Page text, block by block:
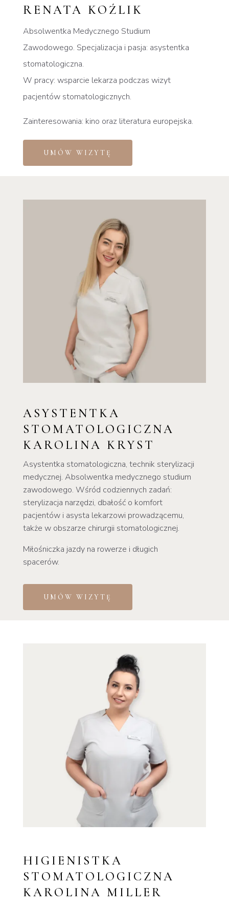
RENATA KOŹLIK
Absolwentka Medycznego Studium
Zawodowego. Specjalizacja i pasja: asystentka
stomatologiczna.
W pracy: wsparcie lekarza podczas wizyt
pacjentów stomatologicznych.
Zainteresowania: kino oraz literatura europejska.
UMÓW WIZYTĘ
ASYSTENTKA
STOMATOLOGICZNA
KAROLINA KRYST
Asystentka stomatologiczna, technik sterylizacji
medycznej. Absolwentka medycznego studium
zawodowego. Wśród codziennych zadań:
sterylizacja narzędzi, dbałość o komfort
pacjentów i asysta lekarzowi prowadzącemu,
także w obszarze chirurgii stomatologicznej.
Miłośniczka jazdy na rowerze i długich
spacerów.
UMÓW WIZYTĘ
HIGIENISTKA
STOMATOLOGICZNA
KAROLINA MILLER